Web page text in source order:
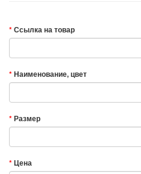
Ссылка на товар
Наименование, цвет
Размер
Цена